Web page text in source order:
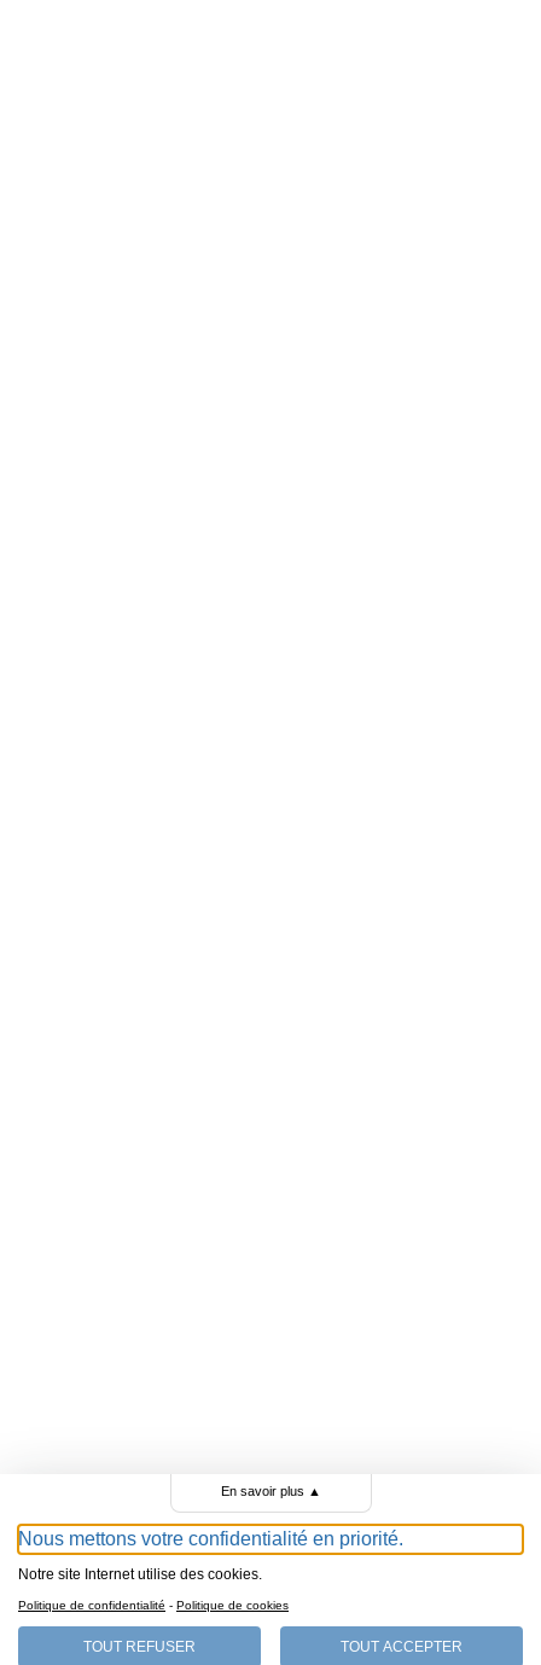
En savoir plus ▲
Nous mettons votre confidentialité en priorité.
Notre site Internet utilise des cookies.
Politique de confidentialité - Politique de cookies
TOUT REFUSER TOUT ACCEPTER